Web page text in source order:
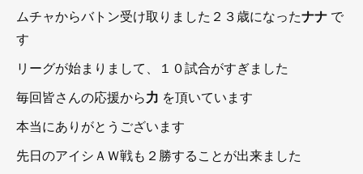
ムチャからバトン受け取りました２３歳になったナナ で
す
リーグが始まりまして、１０試合がすぎました
毎回皆さんの応援から力 を頂いています
本当にありがとうございます
先日のアイシＡＷ戦も２勝することが出来ました